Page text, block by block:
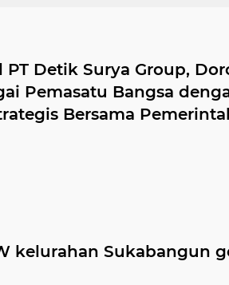
PT Detik Surya Group,
Pemasatu Bangsa
Bersama
kelurahan Sukabangun